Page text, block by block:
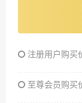
注册用户购买
至尊会员购买